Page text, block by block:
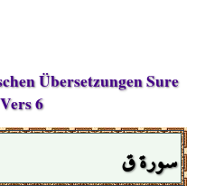
Übersetzungen Sure
6
سورة ق